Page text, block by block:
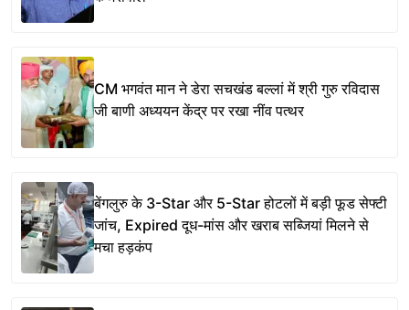
CM भगवंत मान ने डेरा सचखंड बल्लां में श्री गुरु रविदास
जी बाणी अध्ययन केंद्र पर रखा नींव पत्थर
बेंगलुरु के 3-Star और 5-Star होटलों में बड़ी फूड सेफ्टी
जांच, Expired दूध-मांस और खराब सब्जियां मिलने से
मचा हड़कंप